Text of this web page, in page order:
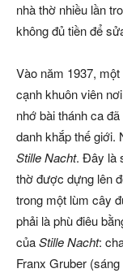
nhà thờ nhiều lần
không đủ tiền để
Vào năm 1937,
cạnh khuôn viên
nhớ bài thánh ca
danh khắp thế giới.
Stille Nacht. Đây là
thờ được dựng lên
trong một lùm cây
phải là phù điêu
củaStille Nacht:
Franx Gruber